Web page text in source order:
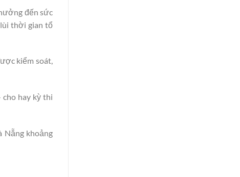
đến sức
thời gian tổ
kiểm soát,
cho hay kỳ thi
Nẵng khoảng